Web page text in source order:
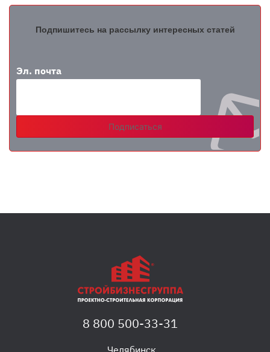
Подпишитесь на рассылку интересных статей
Эл. почта
Подписаться
8 800 500-33-31
Челябинск